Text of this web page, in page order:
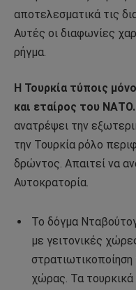
αποτελεσματικά τις
Αυτές οι διαφωνίες
ρήγμα.
Η Τουρκία τύποις
και εταίρος του ΝΑΤΟ.
ανατρέψει την
την Τουρκία ρόλο
δρώντος. Απαιτεί να
Αυτοκρατορία.
Το δόγμα
με γειτονικές
χώρας. Τα